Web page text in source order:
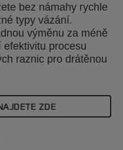
bez námahy rychle
typy vázání.
výměnu za méně
procesu
raznic pro drátěnou
papíru
pomohou vylepšit
ZDE